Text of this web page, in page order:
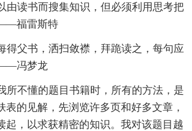
由读书而搜集知识，但必须利用思考把
福雷斯特
得父书，洒扫敛襟，拜跪读之，每句应
冯梦龙
所不懂的题目书籍时，所有的方法，是
表的见解，先浏览许多页和好多文章，
起，以求获精密的知识。我对该题目越